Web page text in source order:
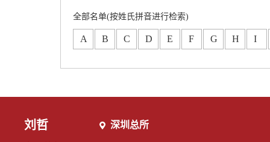
创始合伙人
高级合伙人
全部名单(按姓氏拼音进行检索)
A B C D E F G H I
刘哲 深圳总所